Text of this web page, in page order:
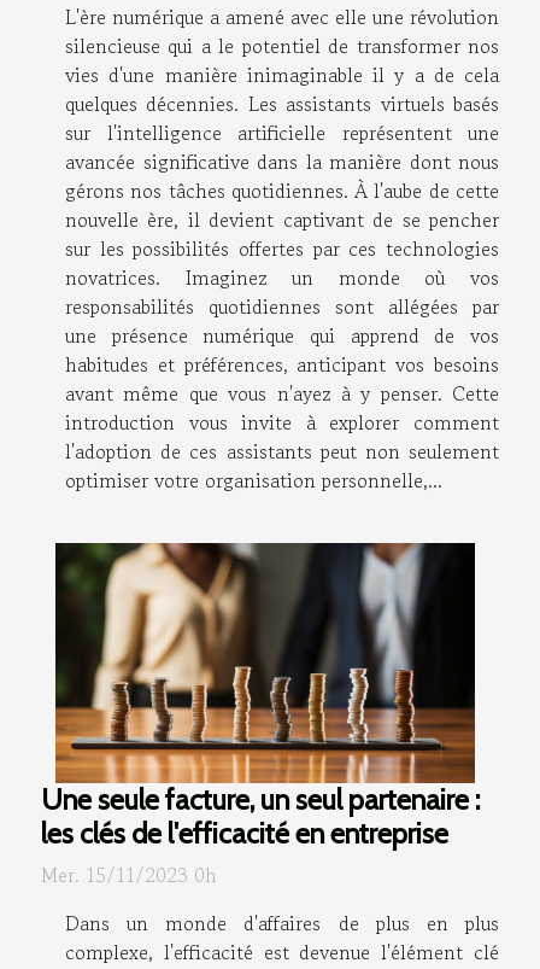
L'ère numérique a amené avec elle une révolution
silencieuse qui a le potentiel de transformer nos
vies d'une manière inimaginable il y a de cela
quelques décennies. Les assistants virtuels basés
sur l'intelligence artificielle représentent une
avancée significative dans la manière dont nous
gérons nos tâches quotidiennes. À l'aube de cette
nouvelle ère, il devient captivant de se pencher
sur les possibilités offertes par ces technologies
novatrices. Imaginez un monde où vos
responsabilités quotidiennes sont allégées par
une présence numérique qui apprend de vos
habitudes et préférences, anticipant vos besoins
avant même que vous n'ayez à y penser. Cette
introduction vous invite à explorer comment
l'adoption de ces assistants peut non seulement
optimiser votre organisation personnelle,...
Une seule facture, un seul partenaire :
les clés de l'efficacité en entreprise
Mer. 15/11/2023 0h
Dans un monde d'affaires de plus en plus
complexe, l'efficacité est devenue l'élément clé